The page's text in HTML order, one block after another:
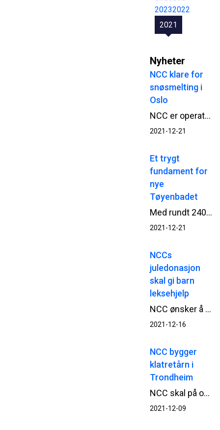
20232022
2021
Nyheter
NCC klare for
snøsmelting i
Oslo
NCC er operative og klare for å smelte og rense snø fra Oslo-gatene. Anlegget er flyttet fra Akershuskaia til Grønlia og inn kommer også Oslo havn som kunde.
2021-12-21
Et trygt
fundament for
nye
Tøyenbadet
Med rundt 240 stålkjernepeler boret ned i fast fjell bidrar NCC-selskapet Hercules Fundamentering til et solid fundament for Oslos nye hovedbad for idrett og publikum, Tøyenbadet.
2021-12-21
NCCs
juledonasjon
skal gi barn
leksehjelp
NCC ønsker å bidra til å gi barn og unge gode forutsetninger for å lære og utdanne seg. Juledonasjonen 2021 går derfor til en rekke organisasjoner i Norden som gjør en forskjell for mange ved å støtte barn med leksehjelp.
2021-12-16
NCC bygger
klatretårn i
Trondheim
NCC skal på oppdrag for R. Kjeldsberg AS bygge klatretårn i Sluppenveien 11-13 i Trondheim. Arbeidet starter opp i midten av januar og skal etter planen stå ferdig i løpet av sensommeren/høsten.
2021-12-09